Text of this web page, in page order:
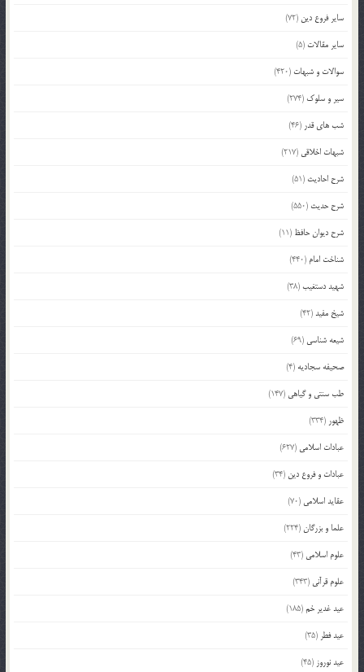
سایر فروع دین (72)
سایر مقالات (5)
سوالات و شبهات (420)
سیر و سلوک (274)
شب های قدر (46)
شبهات اخلاقی (217)
شرح احادیث (51)
شرح حدیث (550)
شرح دیوان حافظ (11)
شناخت امام (440)
شهید دستغیب(38)
شیخ مفید(42)
شیعه شناسی (69)
صحیفه سجادیه (4)
طب سنتی و گیاهی (147)
ظهور (334)
عبادات اسلامی (627)
عبادات و فروع دین (34)
عقاید اسلامی (70)
علما و بزرگان(224)
علوم اسلامی (43)
علوم قرآنی (343)
عید غدیر خم(185)
عید فطر (35)
عید نوروز (45)